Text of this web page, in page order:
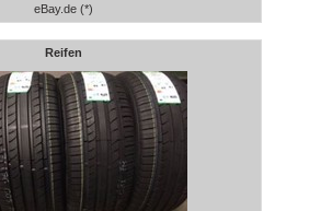
eBay.de (*)
Reifen